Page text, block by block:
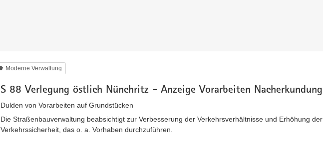
Moderne Verwaltung
S 88 Verlegung östlich Nünchritz - Anzeige Vorarbeiten Nacherkundung
Dulden von Vorarbeiten auf Grundstücken
Die Straßenbauverwaltung beabsichtigt zur Verbesserung der Verkehrsverhältnisse und Erhöhung der
Verkehrssicherheit, das o. a. Vorhaben durchzuführen.